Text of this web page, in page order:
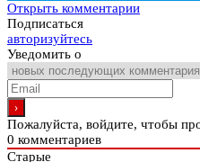
Открыть комментарии
Подписаться
авторизуйтесь
Уведомить о
Пожалуйста, войдите, чтобы
0 комментариев
Старые